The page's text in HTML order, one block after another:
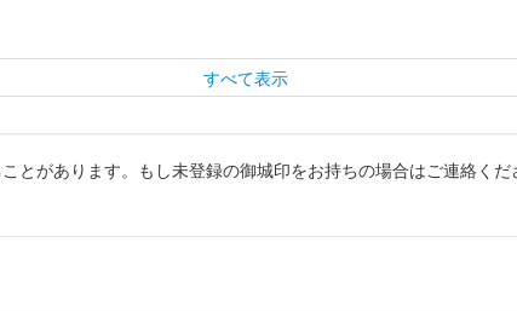
すべて表示
とがあります。もし未登録の御城印をお持ちの場合はご連絡くだ